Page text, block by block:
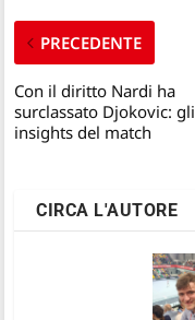
PRECEDENTE
Con il diritto Nardi ha
surclassato Djokovic: gli
insights del match
CIRCA L'AUTORE